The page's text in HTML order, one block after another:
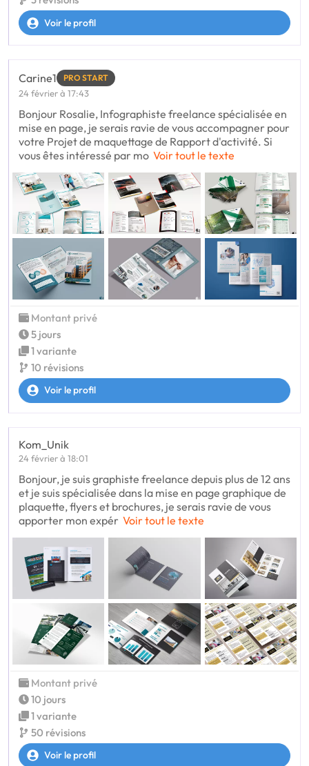
Voir le profil
Carine1 PRO START
24 février à 17:43
Bonjour Rosalie, Infographiste freelance spécialisée en
mise en page, je serais ravie de vous accompagner pour
votre Projet de maquettage de Rapport d'activité. Si
vous êtes intéressé par mo Voir tout le texte
Montant privé
5 jours
1 variante
10 révisions
Voir le profil
Kom_Unik
24 février à 18:01
Bonjour, je suis graphiste freelance depuis plus de 12 ans
et je suis spécialisée dans la mise en page graphique de
plaquette, flyers et brochures, je serais ravie de vous
apporter mon expér Voir tout le texte
Montant privé
10 jours
1 variante
50 révisions
Voir le profil